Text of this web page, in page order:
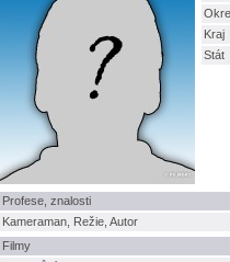
Kraj
Stát
Profese, znalosti
Kameraman, Režie, Autor
Filmy